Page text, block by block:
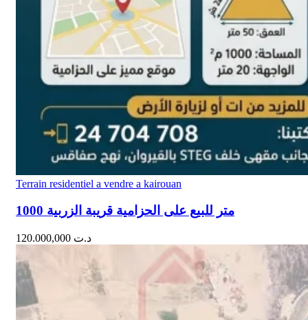
Terrain residentiel a vendre a kairouan
1000 متر للبيع على الحزامية قريبة الزربية
د.ت